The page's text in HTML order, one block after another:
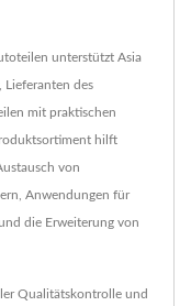
unterstützt Asia
Lieferanten des
mit praktischen
hilft
von
Anwendungen für
die Erweiterung von
Qualitätskontrolle und